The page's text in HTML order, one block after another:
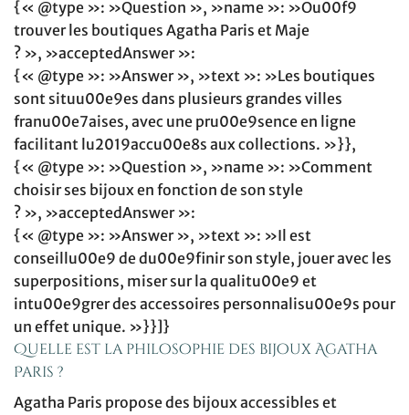
{« @type »: »Question », »name »: »Ou00f9
trouver les boutiques Agatha Paris et Maje
? », »acceptedAnswer »:
{« @type »: »Answer », »text »: »Les boutiques
sont situu00e9es dans plusieurs grandes villes
franu00e7aises, avec une pru00e9sence en ligne
facilitant lu2019accu00e8s aux collections. »}},
{« @type »: »Question », »name »: »Comment
choisir ses bijoux en fonction de son style
? », »acceptedAnswer »:
{« @type »: »Answer », »text »: »Il est
conseillu00e9 de du00e9finir son style, jouer avec les
superpositions, miser sur la qualitu00e9 et
intu00e9grer des accessoires personnalisu00e9s pour
un effet unique. »}}]}
Quelle est la philosophie des bijoux Agatha
Paris ?
Agatha Paris propose des bijoux accessibles et